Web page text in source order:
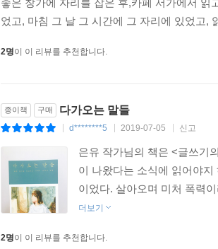
좋은 창가에 자리를 잡은 후,카페 서가에서
었고, 마침 그 날 그 시간에 그 자리에 있었고,
2명이 이 리뷰를 추천합니다.
종이책 구매 다가오는 말들
d********5 2019-07-05 신고
은유 작가님의 책은 <글쓰기
이 나왔다는 소식에 읽어야
이었다. 살아오며 미처 폭력
더보기
2명이 이 리뷰를 추천합니다.